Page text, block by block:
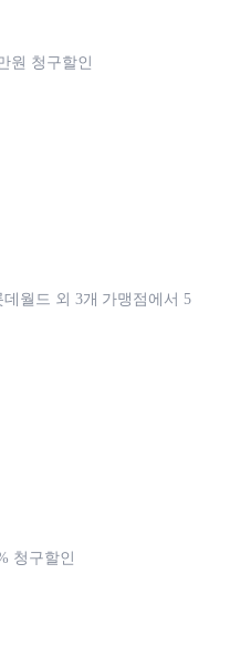
원 청구할인
월드 외 3개 가맹점에서 5
청구할인